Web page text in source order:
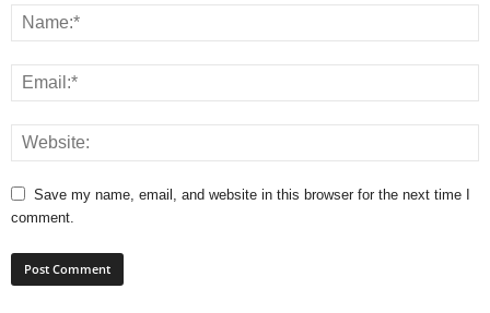
Save my name, email, and website in this browser for the next time I
comment.